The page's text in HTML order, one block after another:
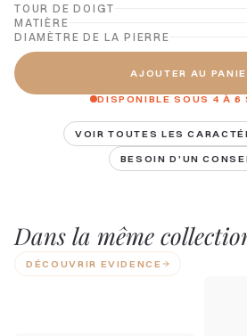
TOUR DE DOIGT
MATIÈRE
DIAMÈTRE DE LA PIERRE
AJOUTER AU
VOIR TOUTES LES
BESOIN D'UN
DISPONIBLE SOUS 4 À 6
Dans la même
DÉCOUVRIR EVIDENCE